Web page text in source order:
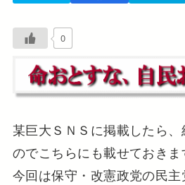
0
某巨大ＳＮＳに掲載したら
のでこちらにも載せておきま
今回は保守・改憲政党の民